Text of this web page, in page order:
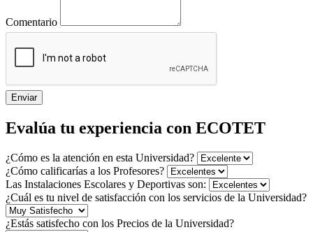
Comentario
Enviar
Evalúa tu experiencia con ECOTET
¿Cómo es la atención en esta Universidad?
¿Cómo calificarías a los Profesores?
Las Instalaciones Escolares y Deportivas son:
¿Cuál es tu nivel de satisfacción con los servicios de la Universidad?
¿Estás satisfecho con los Precios de la Universidad?